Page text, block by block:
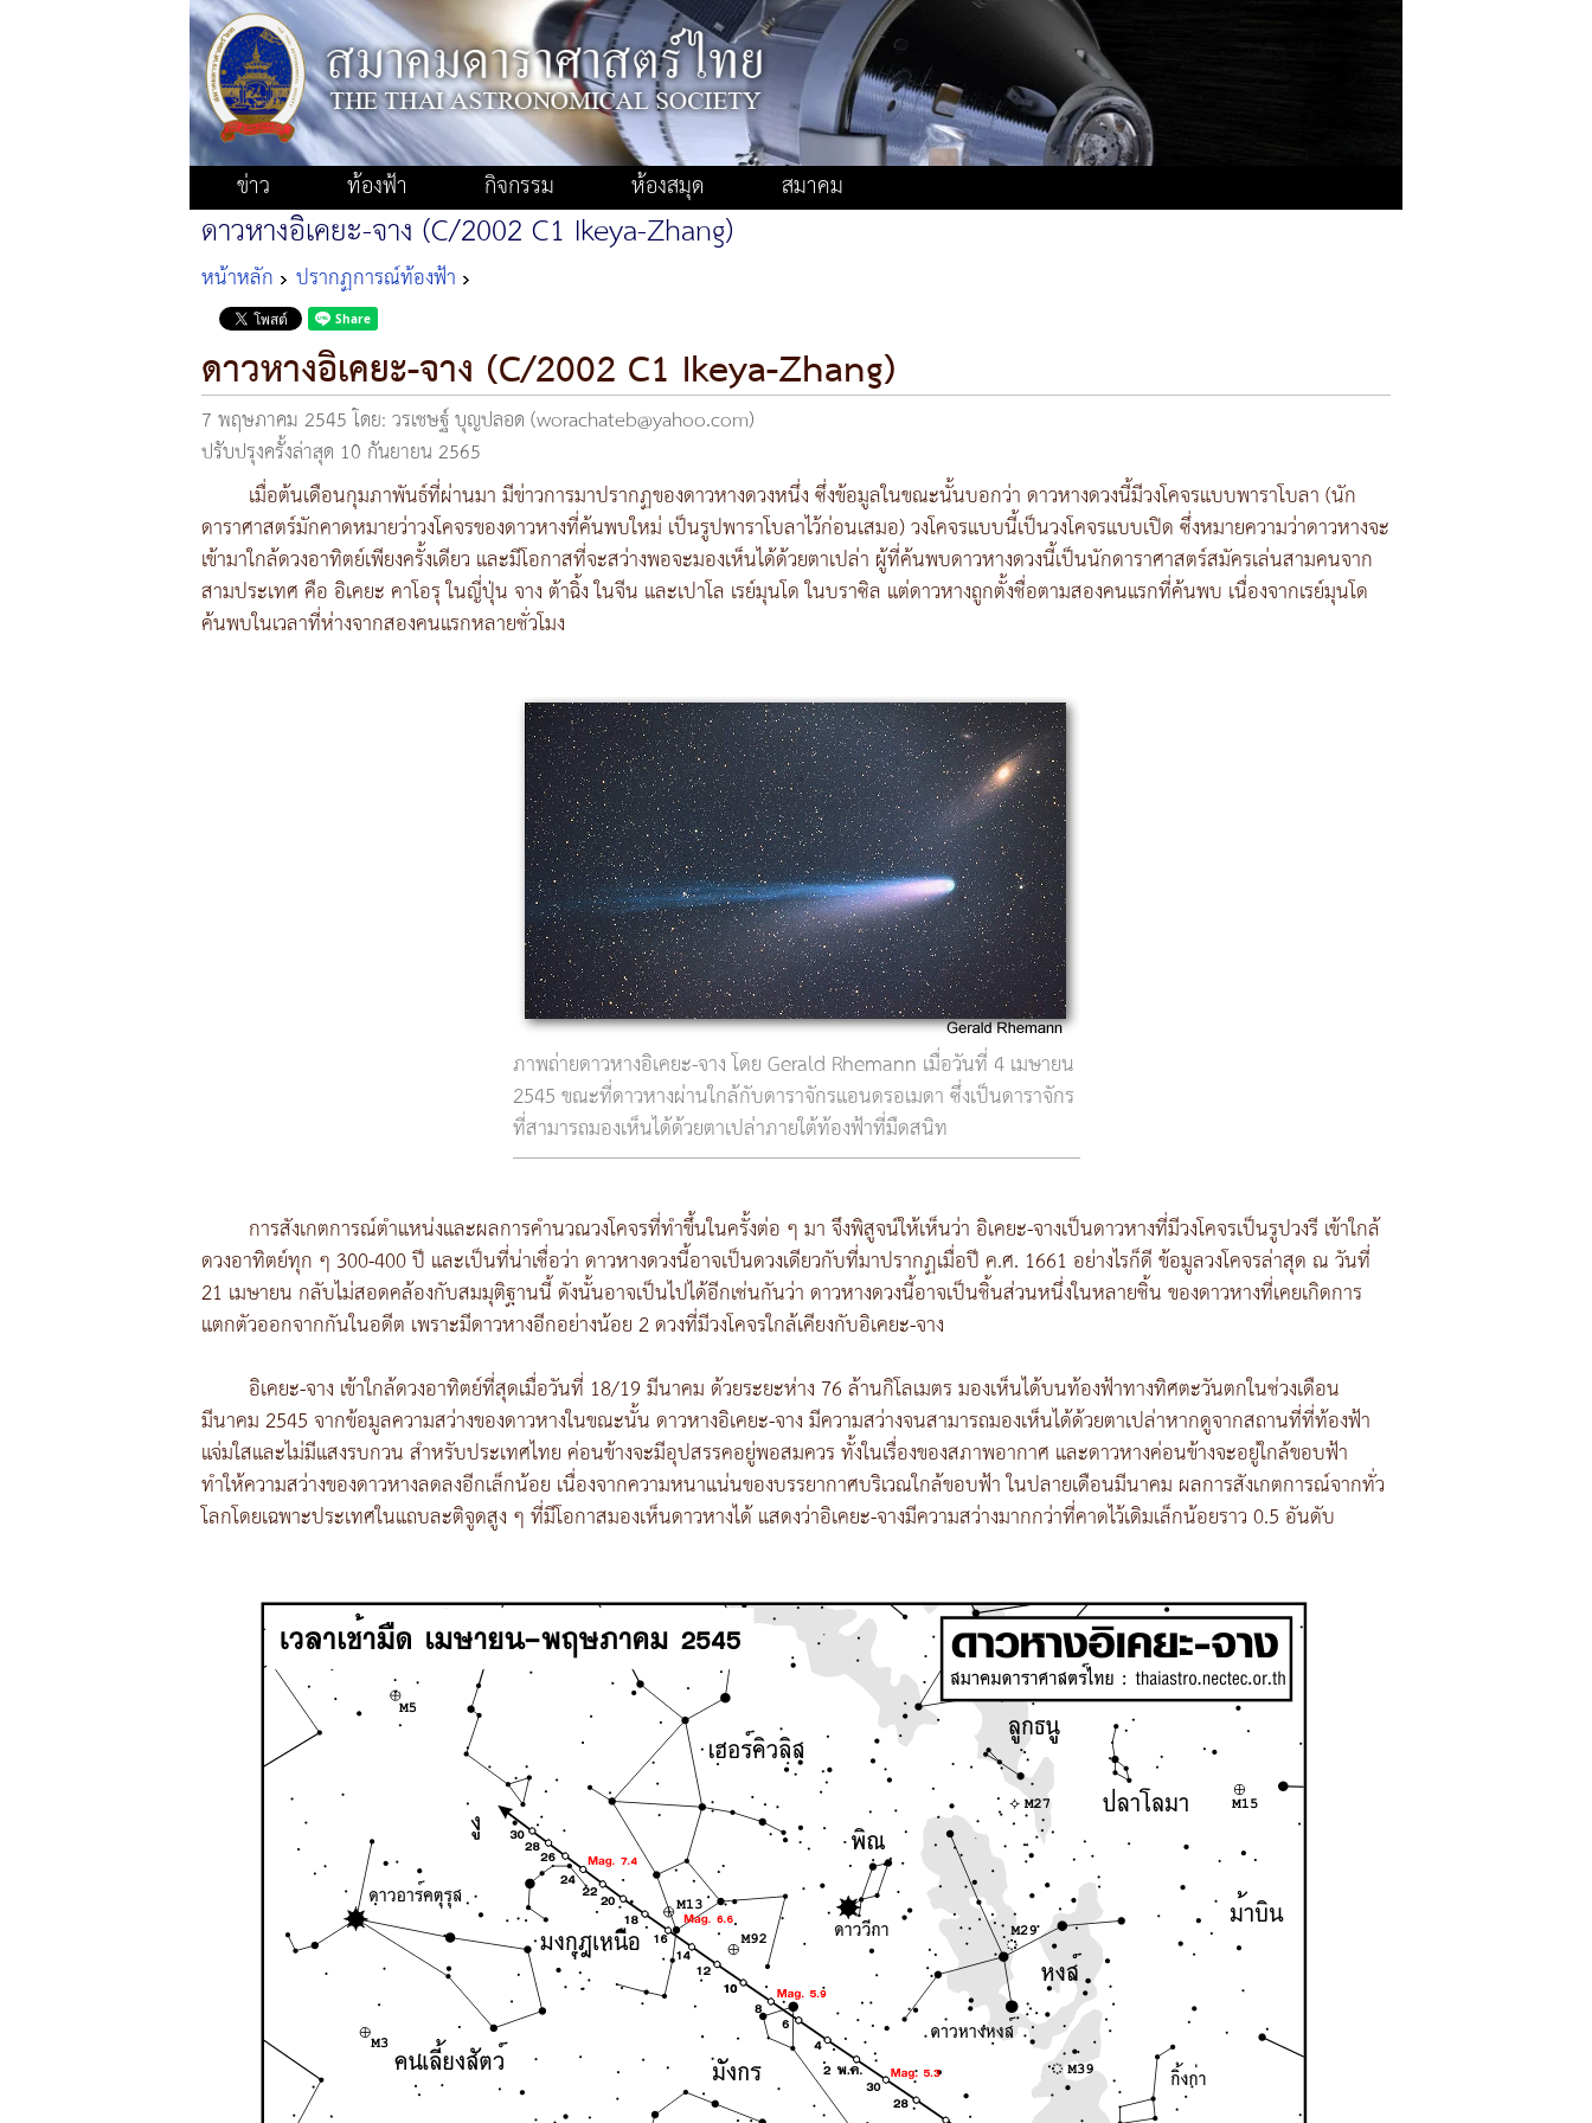
ข่าว ท้องฟ้า กิจกรรม ห้องสมุด สมาคม
ดาวหางอิเคยะ-จาง (C/2002 C1 Ikeya-Zhang)
หน้าหลัก ปรากฏการณ์ท้องฟ้า
ดาวหางอิเคยะ-จาง (C/2002 C1 Ikeya-Zhang)
7 พฤษภาคม 2545โดย: วรเชษฐ์ บุญปลอด (worachateb@yahoo.com)
ปรับปรุงครั้งล่าสุด 10 กันยายน 2565
เมื่อต้นเดือนกุมภาพันธ์ที่ผ่านมา มีข่าวการมาปรากฏของดาวหางดวงหนึ่ง ซึ่งข้อมูลในขณะนั้นบอกว่า ดาวหางดวงนี้มีวงโคจรแบบพาราโบลา (นัก
ดาราศาสตร์มักคาดหมายว่าวงโคจรของดาวหางที่ค้นพบใหม่ เป็นรูปพาราโบลาไว้ก่อนเสมอ) วงโคจรแบบนี้เป็นวงโคจรแบบเปิด ซึ่งหมายความว่าดาวหางจะ
เข้ามาใกล้ดวงอาทิตย์เพียงครั้งเดียว และมีโอกาสที่จะสว่างพอจะมองเห็นได้ด้วยตาเปล่า ผู้ที่ค้นพบดาวหางดวงนี้เป็นนักดาราศาสตร์สมัครเล่นสามคนจาก
สามประเทศ คือ อิเคยะ คาโอรุ ในญี่ปุ่น จาง ต้าฉิ้ง ในจีน และเปาโล เรย์มุนโด ในบราซิล แต่ดาวหางถูกตั้งชื่อตามสองคนแรกที่ค้นพบ เนื่องจากเรย์มุนโด
ค้นพบในเวลาที่ห่างจากสองคนแรกหลายชั่วโมง
ภาพถ่ายดาวหางอิเคยะ-จาง โดย Gerald Rhemann เมื่อวันที่ 4 เมษายน
2545 ขณะที่ดาวหางผ่านใกล้กับดาราจักรแอนดรอเมดา ซึ่งเป็นดาราจักร
ที่สามารถมองเห็นได้ด้วยตาเปล่าภายใต้ท้องฟ้าที่มืดสนิท
การสังเกตการณ์ตำแหน่งและผลการคำนวณวงโคจรที่ทำขึ้นในครั้งต่อ ๆ มา จึงพิสูจน์ให้เห็นว่า อิเคยะ-จางเป็นดาวหางที่มีวงโคจรเป็นรูปวงรี เข้าใกล้
ดวงอาทิตย์ทุก ๆ 300-400 ปี และเป็นที่น่าเชื่อว่า ดาวหางดวงนี้อาจเป็นดวงเดียวกับที่มาปรากฏเมื่อปี ค.ศ. 1661 อย่างไรก็ดี ข้อมูลวงโคจรล่าสุด ณ วันที่
21 เมษายน กลับไม่สอดคล้องกับสมมุติฐานนี้ ดังนั้นอาจเป็นไปได้อีกเช่นกันว่า ดาวหางดวงนี้อาจเป็นชิ้นส่วนหนึ่งในหลายชิ้น ของดาวหางที่เคยเกิดการ
แตกตัวออกจากกันในอดีต เพราะมีดาวหางอีกอย่างน้อย 2 ดวงที่มีวงโคจรใกล้เคียงกับอิเคยะ-จาง
อิเคยะ-จาง เข้าใกล้ดวงอาทิตย์ที่สุดเมื่อวันที่ 18/19 มีนาคม ด้วยระยะห่าง 76 ล้านกิโลเมตร มองเห็นได้บนท้องฟ้าทางทิศตะวันตกในช่วงเดือน
มีนาคม 2545 จากข้อมูลความสว่างของดาวหางในขณะนั้น ดาวหางอิเคยะ-จาง มีความสว่างจนสามารถมองเห็นได้ด้วยตาเปล่าหากดูจากสถานที่ที่ท้องฟ้า
แจ่มใสและไม่มีแสงรบกวน สำหรับประเทศไทย ค่อนข้างจะมีอุปสรรคอยู่พอสมควร ทั้งในเรื่องของสภาพอากาศ และดาวหางค่อนข้างจะอยู่ใกล้ขอบฟ้า
ทำให้ความสว่างของดาวหางลดลงอีกเล็กน้อย เนื่องจากความหนาแน่นของบรรยากาศบริเวณใกล้ขอบฟ้า ในปลายเดือนมีนาคม ผลการสังเกตการณ์จากทั่ว
โลกโดยเฉพาะประเทศในแถบละติจูดสูง ๆ ที่มีโอกาสมองเห็นดาวหางได้ แสดงว่าอิเคยะ-จางมีความสว่างมากกว่าที่คาดไว้เดิมเล็กน้อยราว 0.5 อันดับ